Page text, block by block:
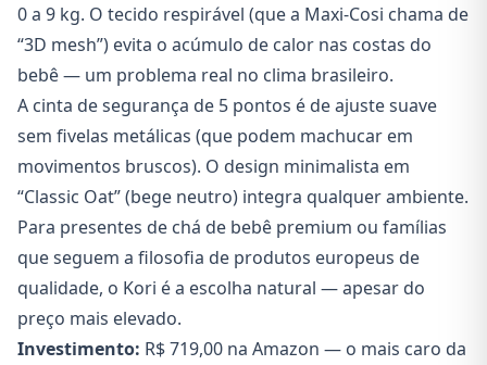
0 a 9 kg. O tecido respirável (que a Maxi-Cosi chama de
“3D mesh”) evita o acúmulo de calor nas costas do
bebê — um problema real no clima brasileiro.
A cinta de segurança de 5 pontos é de ajuste suave
sem fivelas metálicas (que podem machucar em
movimentos bruscos). O design minimalista em
“Classic Oat” (bege neutro) integra qualquer ambiente.
Para presentes de chá de bebê premium ou famílias
que seguem a filosofia de produtos europeus de
qualidade, o Kori é a escolha natural — apesar do
preço mais elevado.
Investimento: R$ 719,00 na Amazon — o mais caro da